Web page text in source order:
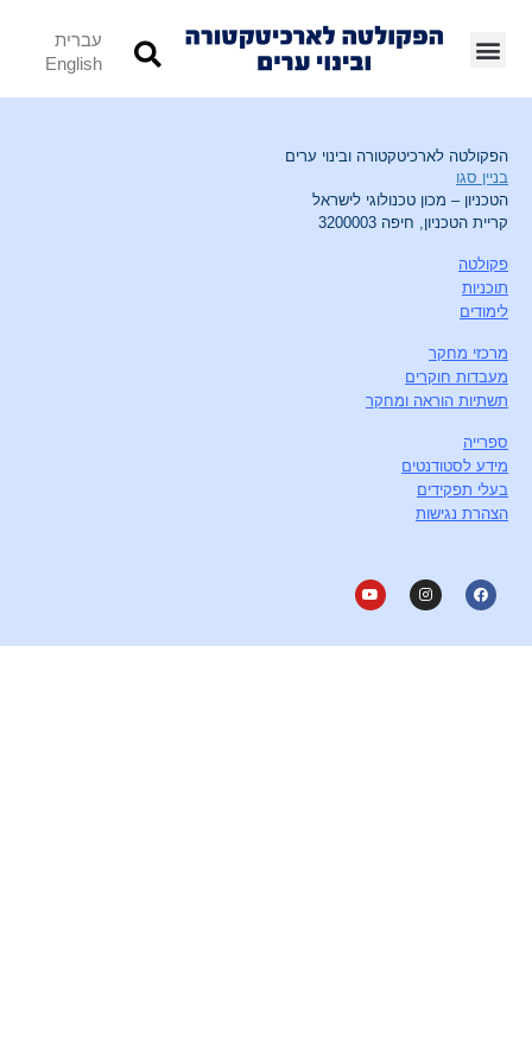
עברית
English
הפקולטה לארכיטקטורה ובינוי ערים
בניין סגו
הטכניון – מכון טכנולוגי לישראל
קריית הטכניון, חיפה 3200003
פקולטה
תוכניות
לימודים
מרכזי מחקר
מעבדות חוקרים
תשתיות הוראה ומחקר
ספרייה
מידע לסטודנטים
בעלי תפקידים
הצהרת נגישות